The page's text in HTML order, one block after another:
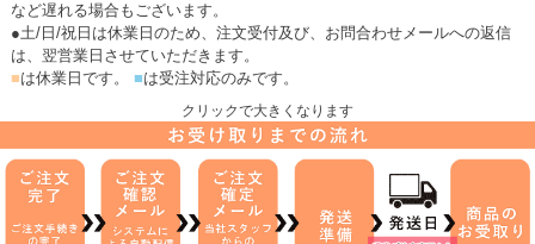
など遅れる場合もございます。
●土/日/祝日は休業日のため、注文受付及び、お問合わせメールへの返信
は、翌営業日させていただきます。
■は休業日です。 ■は受注対応のみです。
クリックで大きくなります